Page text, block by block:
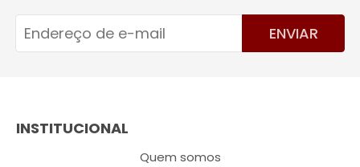
ENVIAR
INSTITUCIONAL
Quem somos